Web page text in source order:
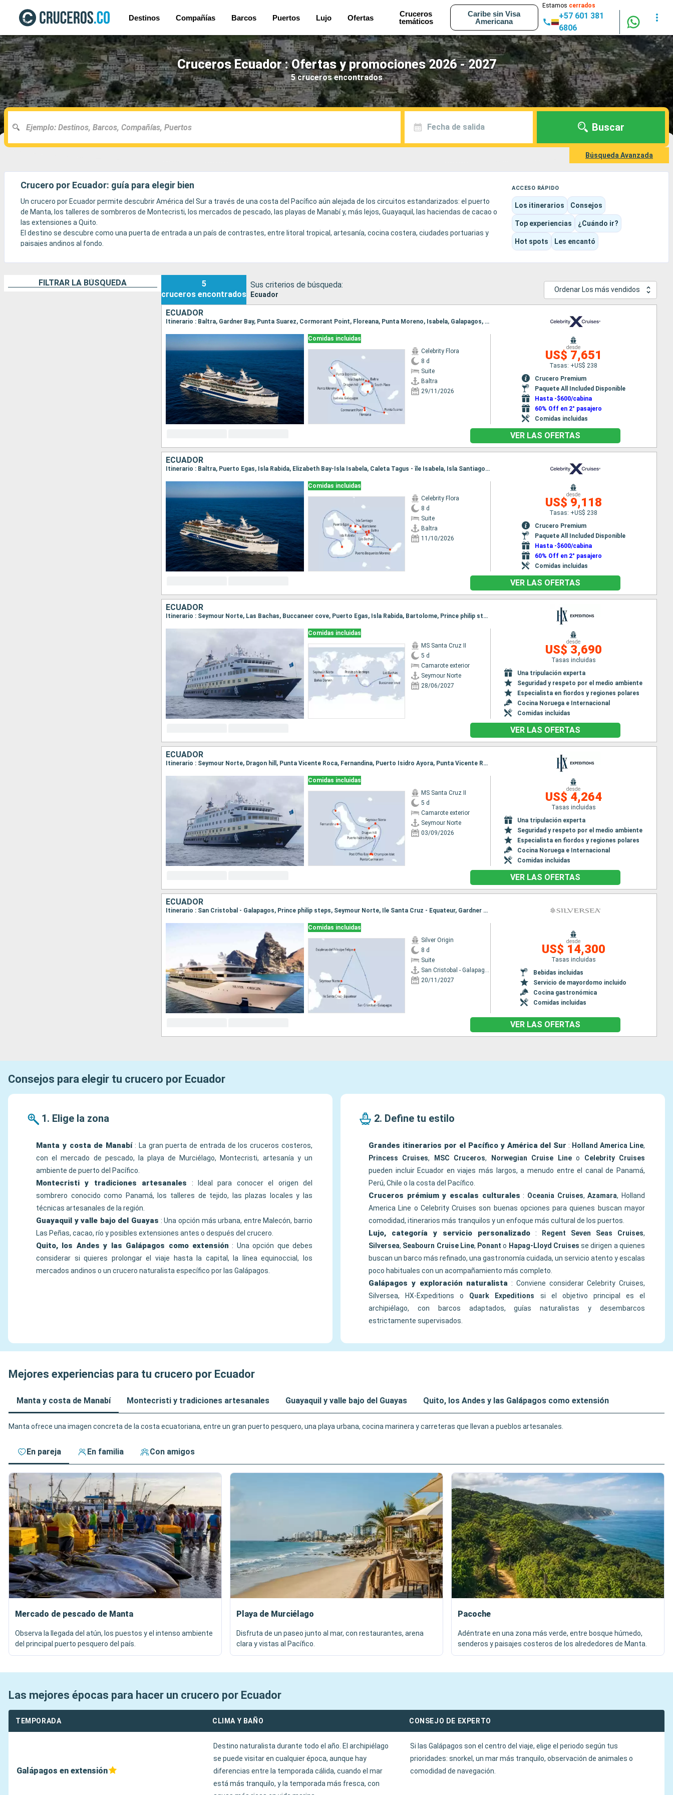
Destinos Compañías Barcos Puertos Lujo Ofertas
Cruceros
temáticos
Caribe sin Visa
Americana
Estamos cerrados
+57 601 381
6806
Cruceros Ecuador : Ofertas y promociones 2026 - 2027
5 cruceros encontrados
Fecha de salida Buscar
Búsqueda Avanzada
Crucero por Ecuador: guía para elegir bien
Un crucero por Ecuador permite descubrir América del Sur a través de una costa del Pacífico aún alejada de los circuitos estandarizados: el puerto
de Manta, los talleres de sombreros de Montecristi, los mercados de pescado, las playas de Manabí y, más lejos, Guayaquil, las haciendas de cacao o
las extensiones a Quito.
El destino se descubre como una puerta de entrada a un país de contrastes, entre litoral tropical, artesanía, cocina costera, ciudades portuarias y
paisajes andinos al fondo.
regulada.
ACCESO RÁPIDO
Los itinerarios Consejos
Top experiencias ¿Cuándo ir?
Hot spots Les encantó
FILTRAR LA BÚSQUEDA
5
cruceros encontrados
Sus criterios de búsqueda:
Ecuador
Ordenar Los más vendidos
ECUADOR
Itinerario : Baltra, Gardner Bay, Punta Suarez, Cormorant Point, Floreana, Punta Moreno, Isabela, Galapagos, Punta Espinoza, Punta Vicente Roca, South Plaza, Isla Daphne, Dragon hill, Puerto Isidro Ayora, Baltra
Comidas incluidas
Celebrity Flora
8 d
Suite
Baltra
29/11/2026
desde
US$ 7,651
Tasas: +US$ 238
Crucero Premium
Paquete All Included Disponible
Hasta -$600/cabina
60% Off en 2° pasajero
Comidas incluidas
VER LAS OFERTAS
ECUADOR
Itinerario : Baltra, Puerto Egas, Isla Rabida, Elizabeth Bay-Isla Isabela, Caleta Tagus - île Isabela, Isla Santiago, Bartolome, Las Bachas, Isla Daphne, Seymour Norte, Puerto Baquerizo Moreno, Punta Pitt, Puerto Isidro Ayora, Baltra
Comidas incluidas
Celebrity Flora
8 d
Suite
Baltra
11/10/2026
desde
US$ 9,118
Tasas: +US$ 238
Crucero Premium
Paquete All Included Disponible
Hasta -$600/cabina
60% Off en 2° pasajero
Comidas incluidas
VER LAS OFERTAS
ECUADOR
Itinerario : Seymour Norte, Las Bachas, Buccaneer cove, Puerto Egas, Isla Rabida, Bartolome, Prince philip steps, Bahia Darwin, Itabaca channel, Seymour Norte
Comidas incluidas
MS Santa Cruz II
5 d
Camarote exterior
Seymour Norte
28/06/2027
desde
US$ 3,690
Tasas incluidas
Una tripulación experta
Seguridad y respeto por el medio ambiente
Especialista en fiordos y regiones polares
Cocina Noruega e Internacional
Comidas incluidas
VER LAS OFERTAS
ECUADOR
Itinerario : Seymour Norte, Dragon hill, Punta Vicente Roca, Fernandina, Puerto Isidro Ayora, Punta Vicente Roca, Puerto Isidro Ayora, Post Office Bay, Champion Islet, Fernandina, Post Office Bay, Champion Islet, Punta Cormorant, Puerto Isidro Ayora, Seymour Norte, Post Office Bay, Champion Islet, Punta Cormorant, Seymour Norte
Comidas incluidas
MS Santa Cruz II
5 d
Camarote exterior
Seymour Norte
03/09/2026
desde
US$ 4,264
Tasas incluidas
Una tripulación experta
Seguridad y respeto por el medio ambiente
Especialista en fiordos y regiones polares
Cocina Noruega e Internacional
Comidas incluidas
VER LAS OFERTAS
ECUADOR
Itinerario : San Cristobal - Galapagos, Prince philip steps, Seymour Norte, Ile Santa Cruz - Equateur, Gardner Bay, San Cristobal - Galapagos, Prince philip steps, Seymour Norte, Ile Santa Cruz - Equateur, Gardner Bay, San Cristobal - Galapagos
Comidas incluidas
Silver Origin
8 d
Suite
San Cristobal - Galapagos
20/11/2027
desde
US$ 14,300
Tasas incluidas
Bebidas incluidas
Servicio de mayordomo incluido
Cocina gastronómica
Comidas incluidas
VER LAS OFERTAS
Consejos para elegir tu crucero por Ecuador
1. Elige la zona
Manta y costa de Manabí: La gran puerta de entrada de los cruceros costeros,
con el mercado de pescado, la playa de Murciélago, Montecristi, artesanía y un
ambiente de puerto del Pacífico.
Montecristi y tradiciones artesanales : Ideal para conocer el origen del
sombrero conocido como Panamá, los talleres de tejido, las plazas locales y las
técnicas artesanales de la región.
Guayaquil y valle bajo del Guayas : Una opción más urbana, entre Malecón, barrio
Las Peñas, cacao, río y posibles extensiones antes o después del crucero.
Quito, los Andes y las Galápagos como extensión : Una opción que debes
considerar si quieres prolongar el viaje hasta la capital, la línea equinoccial, los
mercados andinos o un crucero naturalista específico por las Galápagos.
2. Define tu estilo
Grandes itinerarios por el Pacífico y América del Sur : Holland America Line,
Princess Cruises, MSC Cruceros, Norwegian Cruise Lineo Celebrity Cruises
pueden incluir Ecuador en viajes más largos, a menudo entre el canal de Panamá,
Perú, Chile o la costa del Pacífico.
Cruceros prémium y escalas culturales : Oceania Cruises,Azamara, Holland
America Line o Celebrity Cruises son buenas opciones para quienes buscan mayor
comodidad, itinerarios más tranquilos y un enfoque más cultural de los puertos.
Lujo, categoría y servicio personalizado : Regent Seven Seas Cruises,
Silversea, Seabourn Cruise Line, Ponant o Hapag-Lloyd Cruises se dirigen a quienes
buscan un barco más refinado, una gastronomía cuidada, un servicio atento y escalas
poco habituales con un acompañamiento más completo.
Galápagos y exploración naturalista : Conviene considerar Celebrity Cruises,
Silversea, HX-Expeditions o Quark Expeditions si el objetivo principal es el
archipiélago, con barcos adaptados, guías naturalistas y desembarcos
estrictamente supervisados.
Mejores experiencias para tu crucero por Ecuador
Manta y costa de Manabí Montecristi y tradiciones artesanales Guayaquil y valle bajo del Guayas Quito, los Andes y las Galápagos como extensión
Manta ofrece una imagen concreta de la costa ecuatoriana, entre un gran puerto pesquero, una playa urbana, cocina marinera y carreteras que llevan a pueblos artesanales.
En pareja En familia Con amigos
Mercado de pescado de Manta
Observa la llegada del atún, los puestos y el intenso ambiente
del principal puerto pesquero del país.
Playa de Murciélago
Disfruta de un paseo junto al mar, con restaurantes, arena
clara y vistas al Pacífico.
Pacoche
Adéntrate en una zona más verde, entre bosque húmedo,
senderos y paisajes costeros de los alrededores de Manta.
Las mejores épocas para hacer un crucero por Ecuador
TEMPORADA CLIMA Y BAÑO CONSEJO DE EXPERTO
Galápagos en extensión
Destino naturalista durante todo el año. El archipiélago
se puede visitar en cualquier época, aunque hay
diferencias entre la temporada cálida, cuando el mar
está más tranquilo, y la temporada más fresca, con
Si las Galápagos son el centro del viaje, elige el periodo según tus
prioridades: snorkel, un mar más tranquilo, observación de animales o
comodidad de navegación.